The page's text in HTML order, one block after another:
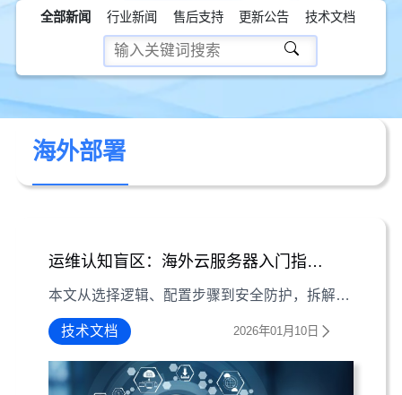
全部新闻 行业新闻 售后支持 更新公告 技术文档
海外部署
运维认知盲区：海外云服务器入门指南与基础配置
本文从选择逻辑、配置步骤到安全防护，拆解海外云服务器使用要点，帮助用户快速掌握基础操作与社区协作技巧。
技术文档 2026年01月10日